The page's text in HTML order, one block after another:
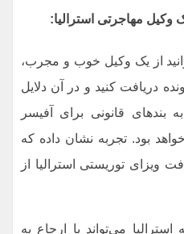
وکیل مهاجرتی استرالیا:
از یک وکیل خوب و مجرب،
دریافت کنید و در آن دلایل
بند‌های قانونی برای آفیسر
بود. تجربه نشان داده که
ویزای توریستی استرالیا از
می‌تواند با ارجاع به